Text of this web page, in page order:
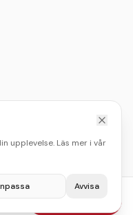
Boka julbord
upplevelse. Läs mer i vår
Avvisa